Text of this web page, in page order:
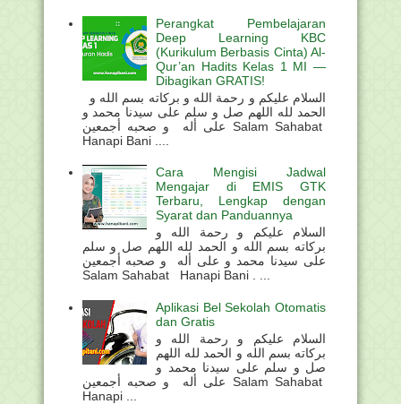
Perangkat Pembelajaran
Deep Learning KBC
(Kurikulum Berbasis Cinta) Al-
Qur’an Hadits Kelas 1 MI —
Dibagikan GRATIS!
الحمد لله اللهم صل و سلم على سيدنا محمد و
على أله و صحبه أجمعين Salam Sahabat
Hanapi Bani ....
Cara Mengisi Jadwal
Mengajar di EMIS GTK
Terbaru, Lengkap dengan
Syarat dan Panduannya
السلام عليكم و رحمة الله و
بركاته بسم الله و الحمد لله اللهم صل و سلم
على سيدنا محمد و على أله و صحبه أجمعين
Salam Sahabat Hanapi Bani . ...
Aplikasi Bel Sekolah Otomatis
dan Gratis
السلام عليكم و رحمة الله و
بركاته بسم الله و الحمد لله اللهم
صل و سلم على سيدنا محمد و
على أله و صحبه أجمعين Salam Sahabat
Hanapi ...